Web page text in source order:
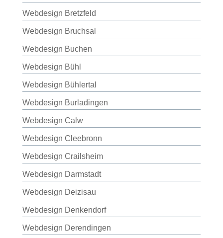
Webdesign Bretzfeld
Webdesign Bruchsal
Webdesign Buchen
Webdesign Bühl
Webdesign Bühlertal
Webdesign Burladingen
Webdesign Calw
Webdesign Cleebronn
Webdesign Crailsheim
Webdesign Darmstadt
Webdesign Deizisau
Webdesign Denkendorf
Webdesign Derendingen